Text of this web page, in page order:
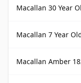
Macallan 30 Year
Macallan 7 Year
Macallan Amber